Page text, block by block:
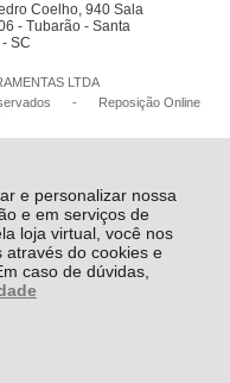
e personalizar nossa
e em serviços de
loja virtual, você nos
através do cookies e
caso de dúvidas,
Coelho, 940 Sala
- Tubarão - Santa
SC
LTDA
-
Reposição Online